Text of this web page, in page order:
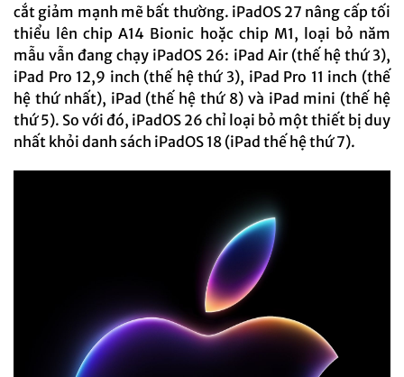
cắt giảm mạnh mẽ bất thường. iPadOS 27 nâng cấp tối
thiểu lên chip A14 Bionic hoặc chip M1, loại bỏ năm
mẫu vẫn đang chạy iPadOS 26: iPad Air (thế hệ thứ 3),
iPad Pro 12,9 inch (thế hệ thứ 3), iPad Pro 11 inch (thế
hệ thứ nhất), iPad (thế hệ thứ 8) và iPad mini (thế hệ
thứ 5). So với đó, iPadOS 26 chỉ loại bỏ một thiết bị duy
nhất khỏi danh sách iPadOS 18 (iPad thế hệ thứ 7).